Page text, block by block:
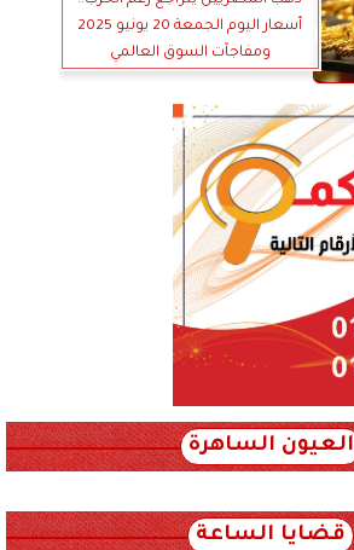
أسعار اليوم الجمعة 20 يونيو 2025
ومفاجآت السوق العالمي
العيون الساهرة
قضايا الساعة